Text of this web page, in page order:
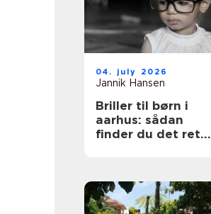
04. july 2026
Jannik Hansen
Briller til børn i
aarhus: sådan
finder du det rette